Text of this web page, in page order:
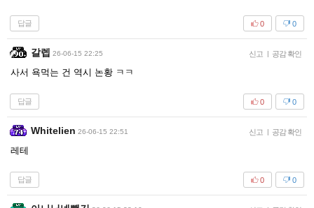
답글 0
0
갈렙 26-06-15 22:25 신고 | 공감 확인
사서 욕먹는 건 역시 논황 ㅋㅋ
답글 0
0
Whitelien 26-06-15 22:51 신고 | 공감 확인
레테
답글 0
0